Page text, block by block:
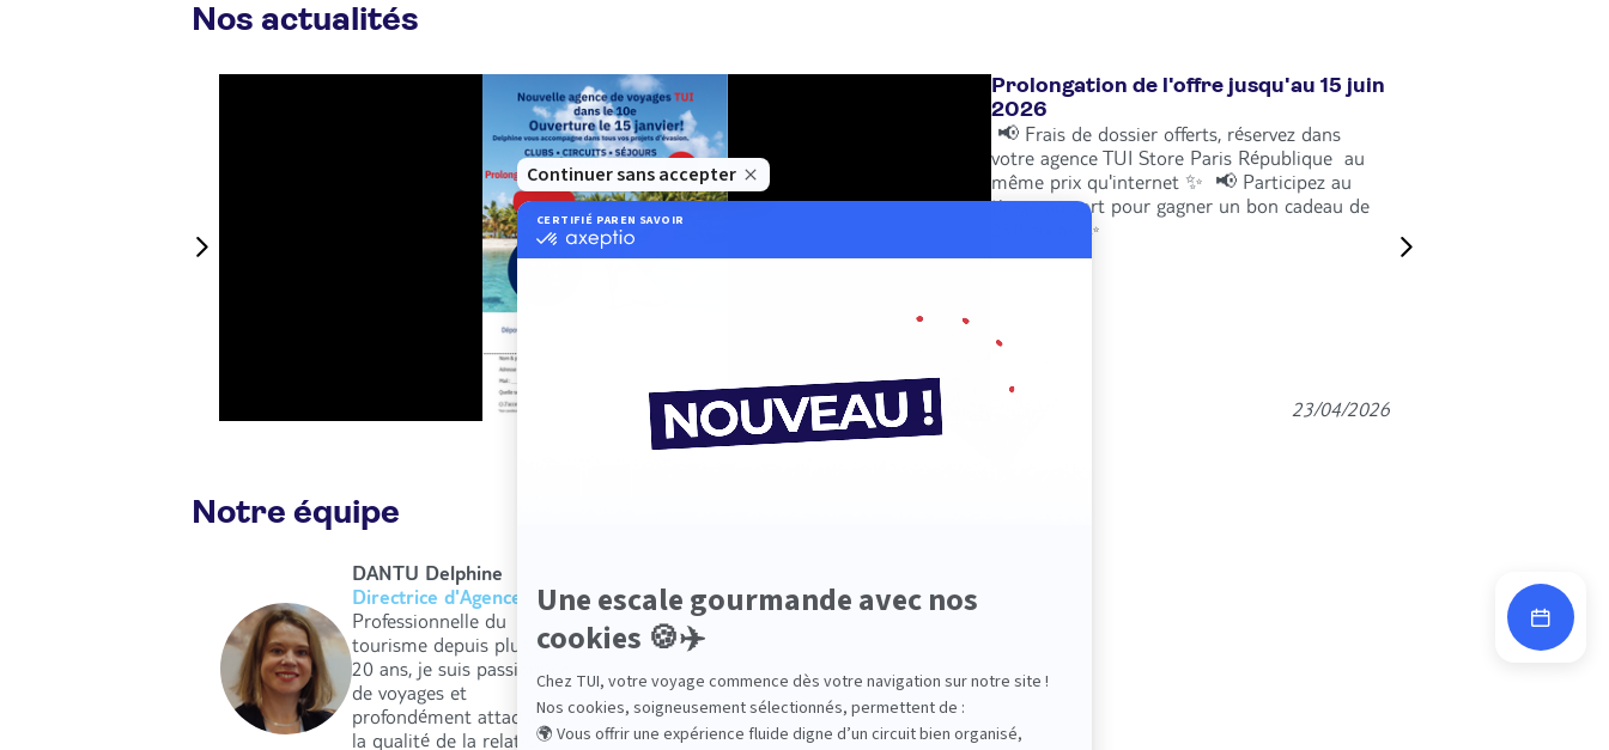
Nos actualités
Prolongation de l'offre jusqu'au 15 juin
2026
📢 Frais de dossier offerts, réservez dans
votre agence TUI Store Paris République au
même prix qu'internet ✨ 📢 Participez au
tirage au sort pour gagner un bon cadeau de
250 euros ✨
23/04/2026
Notre équipe
DANTU Delphine
Directrice d'Agence
Professionnelle du
tourisme depuis plus de
20 ans, je suis passionnée
de voyages et
profondément attachée à
la qualité de la relation